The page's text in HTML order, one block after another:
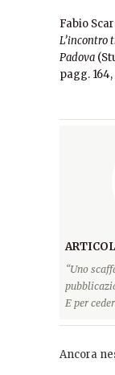
Fabio
L’incontro
Padova
pagg. 164,
“Uno
E per
Ancora